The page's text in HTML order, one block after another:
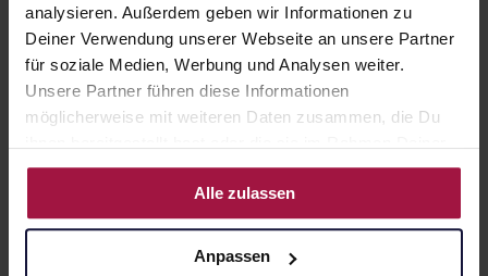
analysieren. Außerdem geben wir Informationen zu
Deiner Verwendung unserer Webseite an unsere Partner
für soziale Medien, Werbung und Analysen weiter.
Unsere Partner führen diese Informationen
möglicherweise mit weiteren Daten zusammen, die Du
Nutzung der Dienste gesammelt haben.
Alle zulassen
Anpassen